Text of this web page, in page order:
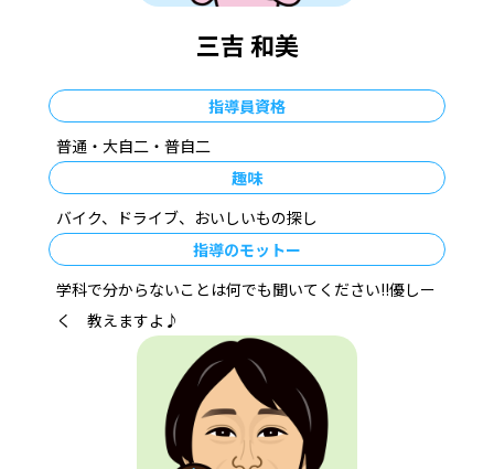
三吉 和美
指導員資格
普通・大自二・普自二
趣味
バイク、ドライブ、おいしいもの探し
指導のモットー
学科で分からないことは何でも聞いてください!!優しー
く 教えますよ♪